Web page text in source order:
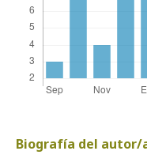
Biografía del autor/